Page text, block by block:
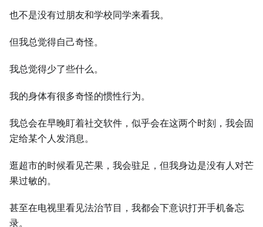
也不是没有过朋友和学校同学来看我。
但我总觉得自己奇怪。
我总觉得少了些什么。
我的身体有很多奇怪的惯性行为。
我总会在早晚盯着社交软件，似乎会在这两个时刻，我会固
定给某个人发消息。
逛超市的时候看见芒果，我会驻足，但我身边是没有人对芒
果过敏的。
甚至在电视里看见法治节目，我都会下意识打开手机备忘
录。